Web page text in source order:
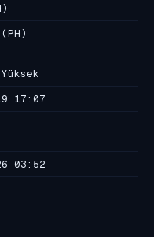
(PH)
17:07
03:52